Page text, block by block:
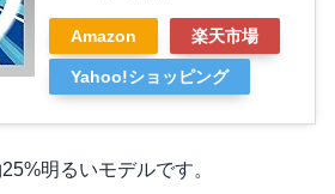
Amazon 楽天市場
Yahoo!ショッピング
明るいモデルです。